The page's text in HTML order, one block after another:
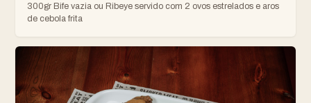
300gr Bife vazia ou Ribeye servido com 2 ovos estrelados e aros
de cebola frita